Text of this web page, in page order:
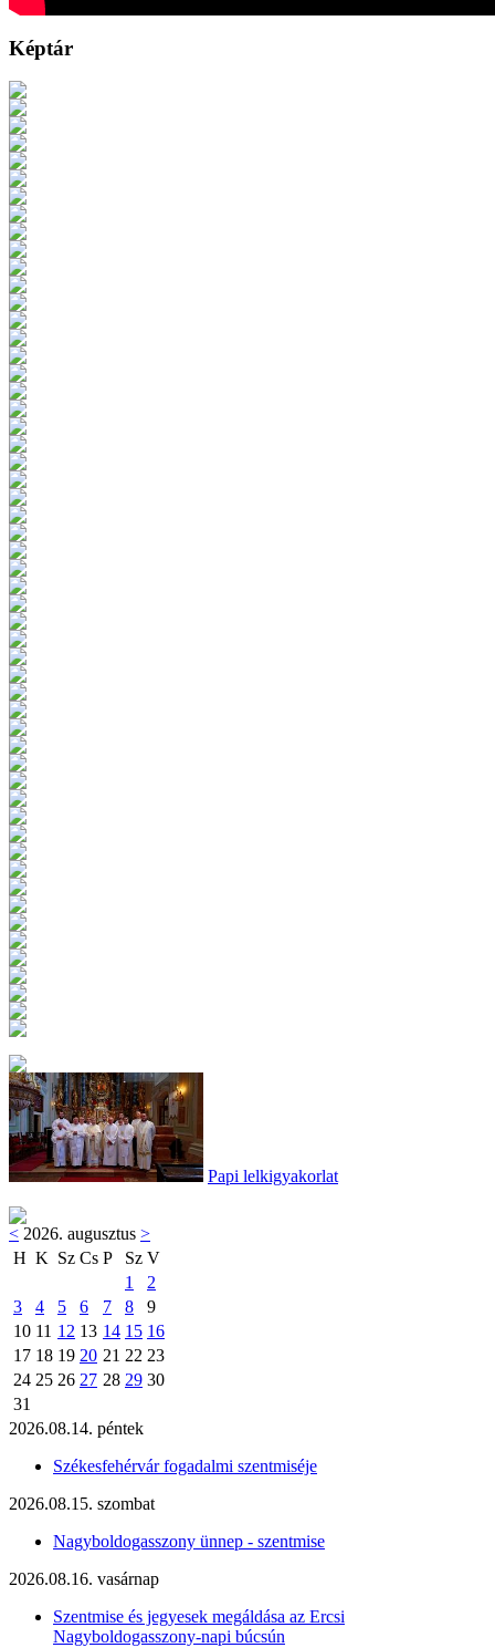
Képtár
Papi lelkigyakorlat
< 2026. augusztus >
H K Sz Cs P Sz V
1
2
3
4 5 6 7 8
9
10 11 12 13 14 15 16
17 18 19 20 21 22 23
24 25 26 27 28 29 30
31
2026.08.14. péntek
Székesfehérvár fogadalmi szentmiséje
2026.08.15. szombat
Nagyboldogasszony ünnep - szentmise
2026.08.16. vasárnap
Szentmise és jegyesek megáldása az Ercsi
Nagyboldogasszony-napi búcsún